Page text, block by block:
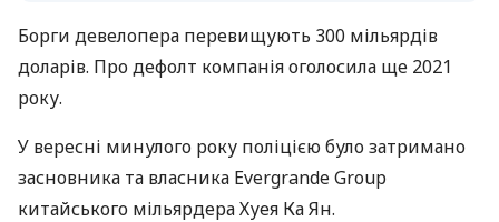
Борги девелопера перевищують 300 мільярдів
доларів. Про дефолт компанія оголосила ще 2021
року.
У вересні минулого року поліцією було затримано
засновника та власника Evergrande Group
китайського мільярдера Хуея Ка Ян.